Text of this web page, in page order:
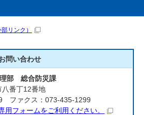
部リンク）
問い合わせ
部 総合防災課
番丁12番地
ファクス：073-435-1299
用フォームをご利用ください。